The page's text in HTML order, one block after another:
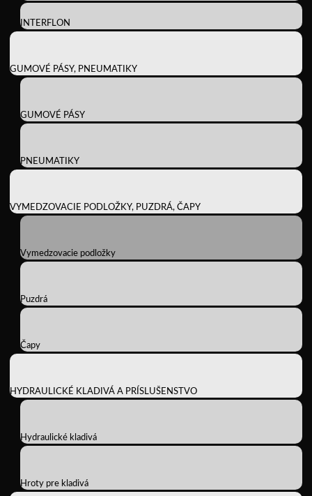
INTERFLON
GUMOVÉ PÁSY, PNEUMATIKY
GUMOVÉ PÁSY
PNEUMATIKY
VYMEDZOVACIE PODLOŽKY, PUZDRÁ, ČAPY
Vymedzovacie podložky
Puzdrá
Čapy
HYDRAULICKÉ KLADIVÁ A PRÍSLUŠENSTVO
Hydraulické kladivá
Hroty pre kladivá